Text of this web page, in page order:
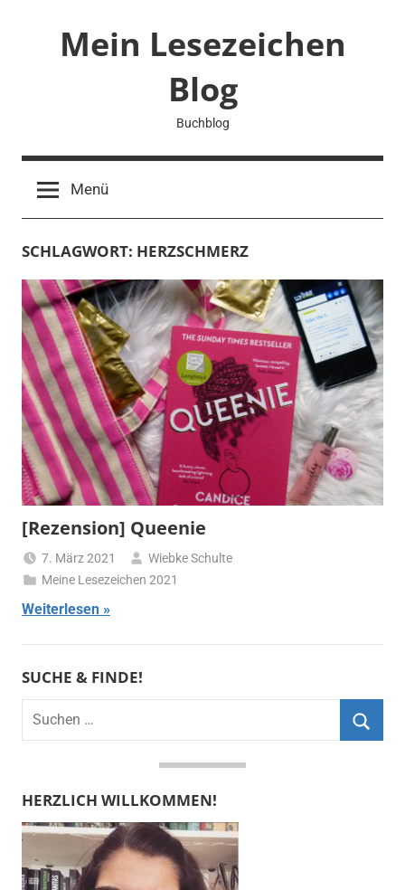
Mein Lesezeichen
Blog
Buchblog
Menü
SCHLAGWORT: HERZSCHMERZ
[Rezension] Queenie
7. März 2021
Wiebke Schulte
Meine Lesezeichen 2021
Weiterlesen
SUCHE & FINDE!
Suchen
HERZLICH WILLKOMMEN!